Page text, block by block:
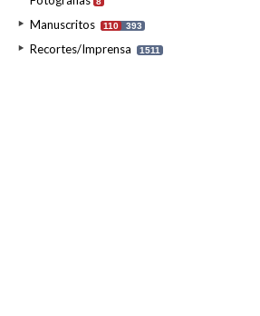
Manuscritos 110 393
Recortes/Imprensa 1511